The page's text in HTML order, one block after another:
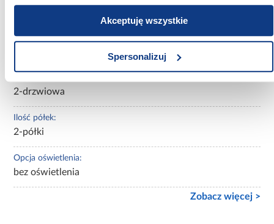
Akceptuję wszystkie
Spersonalizuj
Konstrukcja korpusu:
Płyta meblowa laminowana
2-drzwiowa
Ilość półek:
2-półki
Opcja oświetlenia:
bez oświetlenia
Zobacz więcej >